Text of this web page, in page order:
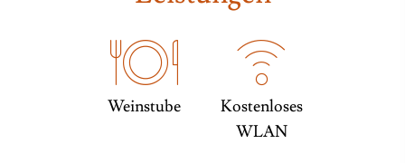
Weinstube
Kostenloses
WLAN